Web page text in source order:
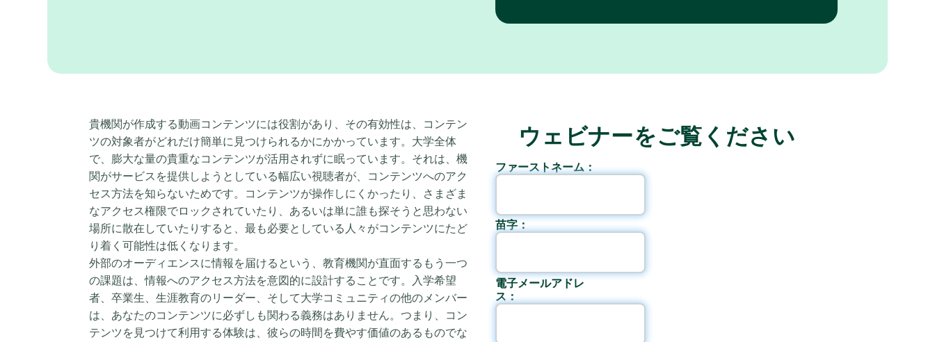
貴機関が作成する動画コンテンツには役割があり、その有効性は、コンテン
ツの対象者がどれだけ簡単に見つけられるかにかかっています。大学全体
で、膨大な量の貴重なコンテンツが活用されずに眠っています。それは、機
関がサービスを提供しようとしている幅広い視聴者が、コンテンツへのアク
セス方法を知らないためです。コンテンツが操作しにくかったり、さまざま
なアクセス権限でロックされていたり、あるいは単に誰も探そうと思わない
場所に散在していたり​​すると、最も必要としている人々がコンテンツにたど
り着く可能性は低くなります。
外部のオーディエンスに情報を届けるという、教育機関が直面するもう一つ
の課題は、情報へのアクセス方法を意図的に設計することです。入学希望
者、卒業生、生涯教育のリーダー、そして大学コミュニティの他のメンバー
は、あなたのコンテンツに必ずしも関わる義務はありません。つまり、コン
テンツを見つけて利用する体験は、彼らの時間を費やす価値のあるものでな
ウェビナーをご覧ください
ファーストネーム：
苗字：
電子メールアドレ
ス：